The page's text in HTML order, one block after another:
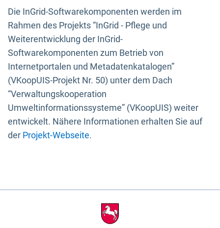
Die InGrid-Softwarekomponenten werden im
Rahmen des Projekts “InGrid - Pflege und
Weiterentwicklung der InGrid-
Softwarekomponenten zum Betrieb von
Internetportalen und Metadatenkatalogen”
(VKoopUIS-Projekt Nr. 50) unter dem Dach
“Verwaltungskooperation
Umweltinformationssysteme” (VKoopUIS) weiter
entwickelt. Nähere Informationen erhalten Sie auf
der Projekt-Webseite.